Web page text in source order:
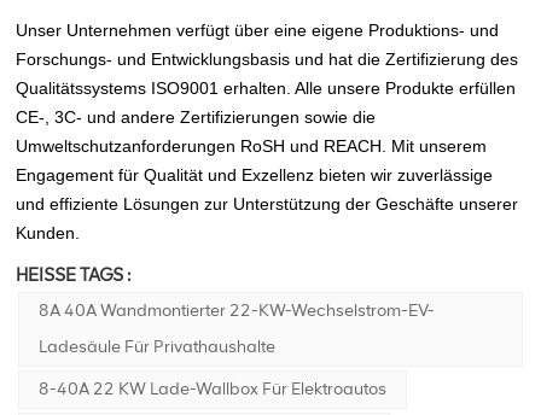
Unser Unternehmen verfügt über eine eigene Produktions- und
Forschungs- und Entwicklungsbasis und hat die Zertifizierung des
Qualitätssystems ISO9001 erhalten. Alle unsere Produkte erfüllen
CE-, 3C- und andere Zertifizierungen sowie die
Umweltschutzanforderungen RoSH und REACH. Mit unserem
Engagement für Qualität und Exzellenz bieten wir zuverlässige
und effiziente Lösungen zur Unterstützung der Geschäfte unserer
Kunden.
HEISSE TAGS :
8A 40A Wandmontierter 22-KW-Wechselstrom-EV-
Ladesäule Für Privathaushalte
8-40A 22 KW Lade-Wallbox Für Elektroautos